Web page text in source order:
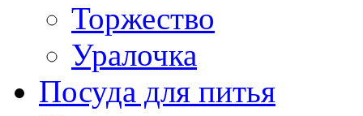
Торжество
Уралочка
Посуда для питья